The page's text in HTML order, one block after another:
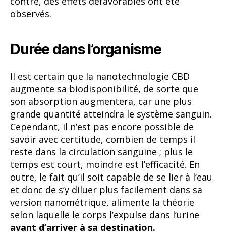
observés.
Durée dans l’organisme
Il est certain que la nanotechnologie CBD
augmente sa biodisponibilité, de sorte que
son absorption augmentera, car une plus
grande quantité atteindra le système sanguin.
Cependant, il n’est pas encore possible de
savoir avec certitude, combien de temps il
reste dans la circulation sanguine ; plus le
temps est court, moindre est l’efficacité. En
outre, le fait qu’il soit capable de se lier à l’eau
et donc de s’y diluer plus facilement dans sa
version nanométrique, alimente la théorie
selon laquelle le corps l’expulse dans l’urine
avant d’arriver à sa destination.